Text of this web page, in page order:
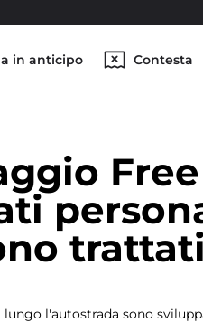
in anticipo Contesta
l'autostrada sono